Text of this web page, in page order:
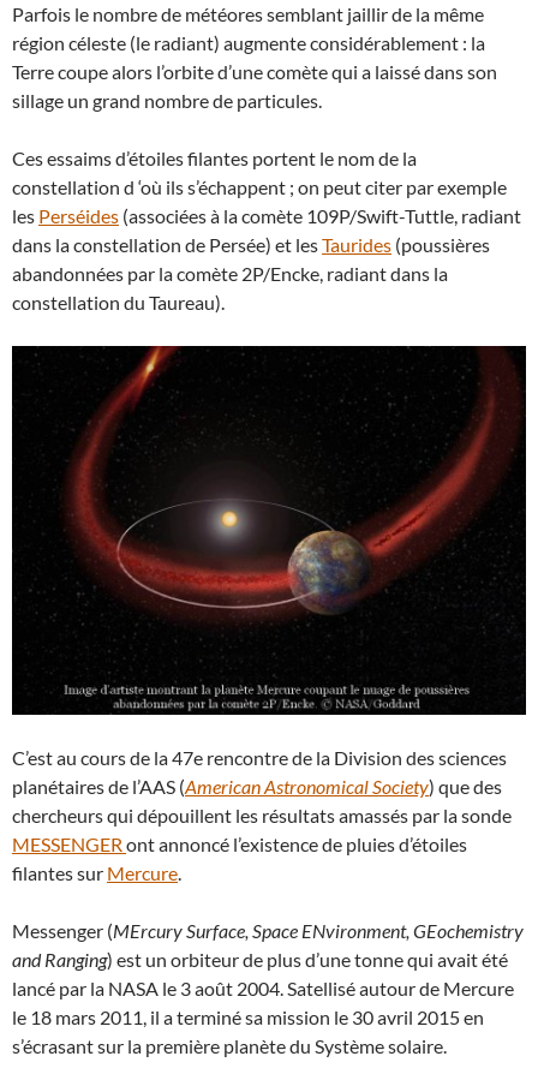
Parfois le nombre de météores semblant jaillir de la même
région céleste (le radiant) augmente considérablement : la
Terre coupe alors l’orbite d’une comète qui a laissé dans son
sillage un grand nombre de particules.
Ces essaims d’étoiles filantes portent le nom de la
constellation d ‘où ils s’échappent ; on peut citer par exemple
les Perséides (associées à la comète 109P/Swift-Tuttle, radiant
dans la constellation de Persée) et lesTaurides (poussières
abandonnées par la comète 2P/Encke, radiant dans la
constellation du Taureau).
C’est au cours de la 47e rencontre de la Division des sciences
planétaires de l’AAS (American Astronomical Society) que des
chercheurs qui dépouillent les résultats amassés par la sonde
MESSENGER ont annoncé l’existence de pluies d’étoiles
filantes sur Mercure
Messenger (MErcury Surface, Space ENvironment, GEochemistry
and Ranging) est un orbiteur de plus d’une tonne qui avait été
lancé par la NASA le 3 août 2004. Satellisé autour de Mercure
le 18 mars 2011, il a terminé sa mission le 30 avril 2015 en
s’écrasant sur la première planète du Système solaire.